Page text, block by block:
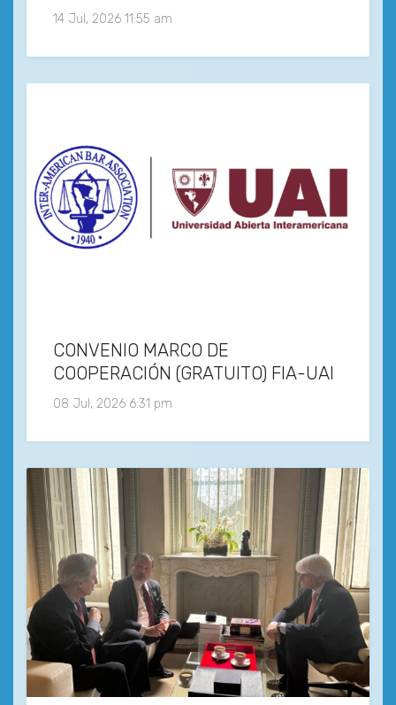
14 Jul, 2026 11:55 am
CONVENIO MARCO DE
COOPERACIÓN (GRATUITO) FIA-UAI
08 Jul, 2026 6:31 pm